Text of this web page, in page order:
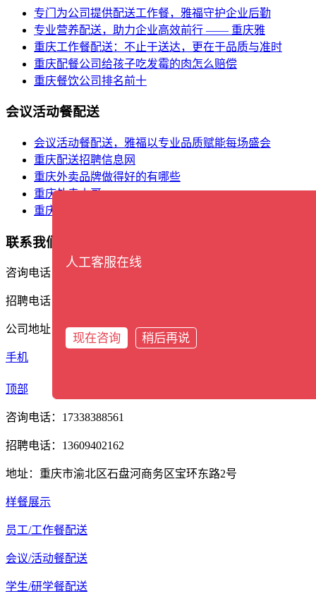
专门为公司提供配送工作餐，雅福守护企业后勤
专业营养配送，助力企业高效前行 —— 重庆雅
重庆工作餐配送：不止于送达，更在于品质与准时
重庆配餐公司给孩子吃发霉的肉怎么赔偿
重庆餐饮公司排名前十
会议活动餐配送
会议活动餐配送，雅福以专业品质赋能每场盛会
重庆配送招聘信息网
重庆外卖品牌做得好的有哪些
重庆外卖小哥
重庆餐饮食材批发市场在哪里
联系我们
咨询电话：17338388561
招聘电话：13609402162
公司地址：重庆市渝北区石盘河商务区宝环东路2号
手机
顶部
咨询电话：17338388561
招聘电话：13609402162
地址：重庆市渝北区石盘河商务区宝环东路2号
样餐展示
员工/工作餐配送
会议/活动餐配送
学生/研学餐配送